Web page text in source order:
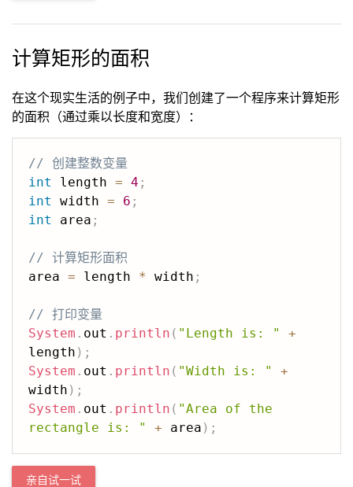
计算矩形的面积
在这个现实生活的例子中，我们创建了一个程序来计算矩形
的面积（通过乘以长度和宽度）：
// 创建整数变量
int
length = 4 ;
int
width = 6 ;
int
area ;
// 计算矩形面积
area = length * width ;
// 打印变量
System . out . println ( "Length is: "
+
length ) ;
System . out . println ( "Width is: "
+
width ) ;
System . out . println ( "Area of the
rectangle is: "
+ area ) ;
亲自试一试